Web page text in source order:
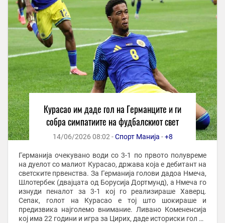
Курасао им даде гол на Германците и ги
собра симпатиите на фудбалскиот свет
14/06/2026 08:02 -Спорт Манија -+8
Германија очекувано води со 3-1 по првото полувреме
на дуелот со малиот Курасао, држава која е дебитант на
светските првенства. За Германија голови дадоа Нмеча,
Шлотербек (двајцата од Борусија Дортмунд), а Нмеча го
изнуди пеналот за 3-1 кој го реализираше Хаверц.
Сепак, голот на Курасао е тој што шокираше и
предизвика најголемо внимание. Ливано Комененсија
кој има 22 години и игра за Цирих, даде историски гол за